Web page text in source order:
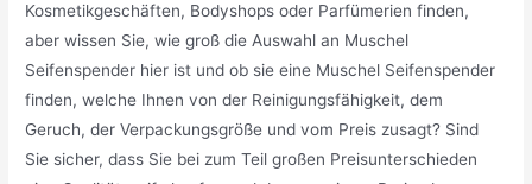
Kosmetikgeschäften, Bodyshops oder Parfümerien finden,
aber wissen Sie, wie groß die Auswahl an Muschel
Seifenspender hier ist und ob sie eine Muschel Seifenspender
finden, welche Ihnen von der Reinigungsfähigkeit, dem
Geruch, der Verpackungsgröße und vom Preis zusagt? Sind
Sie sicher, dass Sie bei zum Teil großen Preisunterschieden